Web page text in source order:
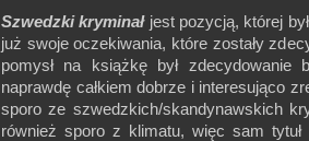
Szwedzki kryminał jest pozycją, której
już swoje oczekiwania, które zostały
pomysł na książkę był
naprawdę całkiem dobrze i interesująco
sporo ze szwedzkich/skandynawskich
również sporo z klimatu, więc sam